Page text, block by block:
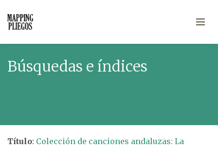
Búsquedas e índices
Título: Colección de canciones andaluzas: La